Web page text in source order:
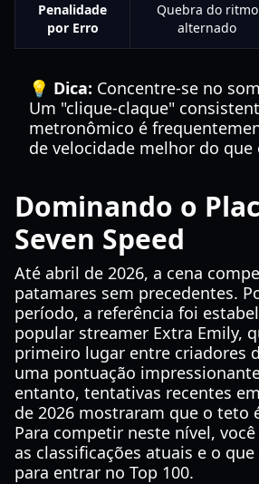
Penalidade
por Erro
Quebra do ritmo
alternado
💡 Dica: Concentre-se no
Um "clique-claque"
metronômico é
de velocidade melhor do que
Dominando o
Seven Speed
Até abril de 2026, a cena
patamares sem precedentes.
período, a referência foi
popular streamer Extra Emily,
primeiro lugar entre criadores
uma pontuação
entanto, tentativas recentes
de 2026 mostraram que o teto
Para competir neste nível,
as classificações atuais e o
para entrar no Top 100.